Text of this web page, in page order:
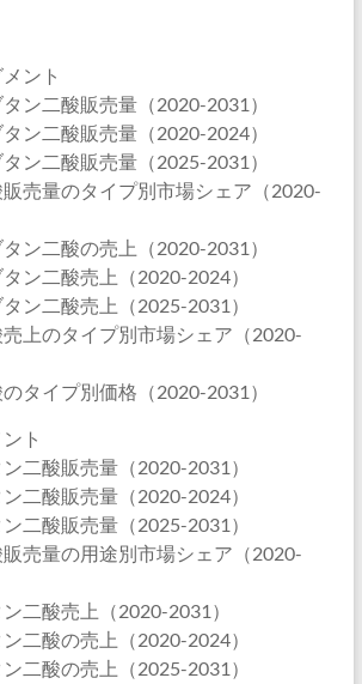
ント
ン二酸販売量（2020-2031）
ン二酸販売量（2020-2024）
ン二酸販売量（2025-2031）
売量のタイプ別市場シェア（2020-
ン二酸の売上（2020-2031）
ン二酸売上（2020-2024）
ン二酸売上（2025-2031）
上のタイプ別市場シェア（2020-
タイプ別価格（2020-2031）
ト
二酸販売量（2020-2031）
二酸販売量（2020-2024）
二酸販売量（2025-2031）
売量の用途別市場シェア（2020-
二酸売上（2020-2031）
二酸の売上（2020-2024）
二酸の売上（2025-2031）